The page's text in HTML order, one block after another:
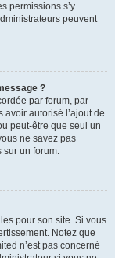
permissions s’y
peuvent
?
par forum, par
avoir autorisé l’ajout de
peut-être que seul un
ne savez pas
sur un forum.
pour son site. Si vous
Notez que
n’est pas concerné